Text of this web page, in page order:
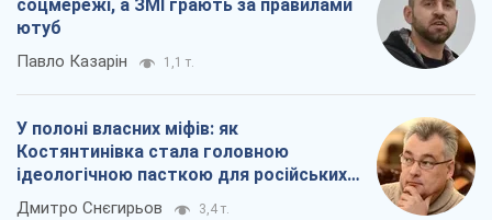
соцмережі, а ЗМІ грають за правилами
ютуб
Павло Казарін 1,1 т.
У полоні власних міфів: як
Костянтинівка стала головною
ідеологічною пасткою для російських
окупантів
Дмитро Снєгирьов 3,4 т.